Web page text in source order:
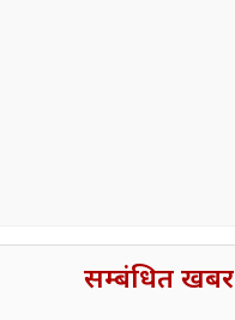
सम्बंधित खबर